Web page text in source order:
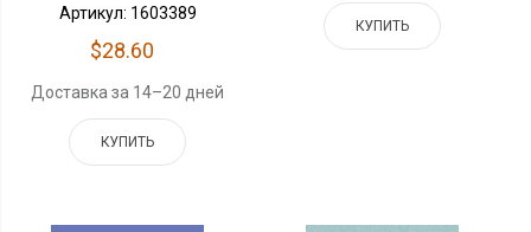
Артикул: 1603389
$28.60
Доставка за 14–20 дней
КУПИТЬ
КУПИТЬ